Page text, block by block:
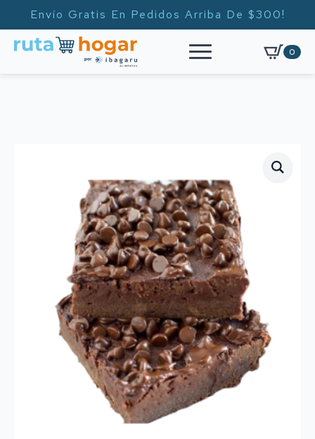
Envío Gratis En Pedidos Arriba De $300!
0